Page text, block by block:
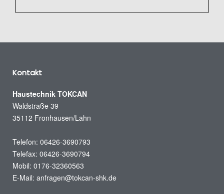
Kontakt
Haustechnik TOKCAN
Waldstraße 39
35112 Fronhausen/Lahn
Telefon: 06426-3690793
Telefax: 06426-3690794
Mobil: 0176-32360563
E-Mail: anfragen@tokcan-shk.de